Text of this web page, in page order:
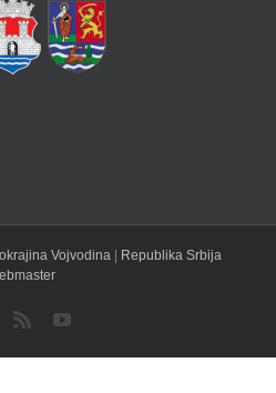
Vojvodina | Republika Srbija
Facebook
Rss YouTube